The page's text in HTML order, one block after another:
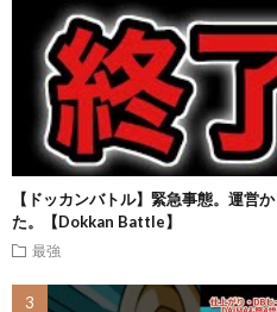
【ドッカンバトル】緊急事態。運営
た。【Dokkan Battle】
最強